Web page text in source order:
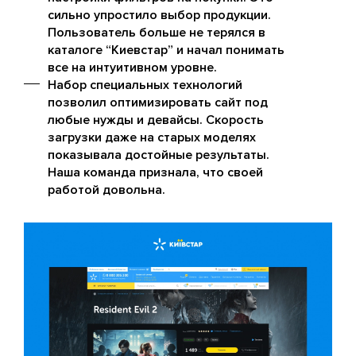
сильно упростило выбор продукции.
Пользователь больше не терялся в
каталоге “Киевстар” и начал понимать
все на интуитивном уровне.
Набор специальных технологий
позволил оптимизировать сайт под
любые нужды и девайсы. Скорость
загрузки даже на старых моделях
показывала достойные результаты.
Наша команда признала, что своей
работой довольна.